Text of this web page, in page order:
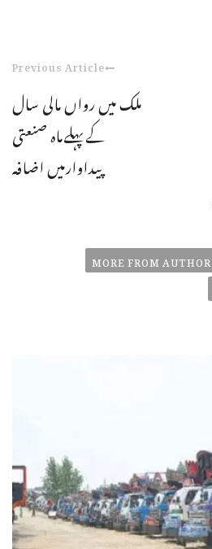
Previous Article
ملک میں رواں مالی سال
کےپہلےماہ صنعتی
پیداوارمیں اضافہ
MORE FROM AUTHOR